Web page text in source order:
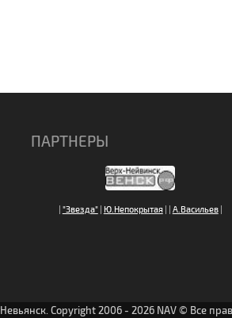
ПАРТНЕРЫ
| "Звезда"| Ю.Непокрытая| | А.Васильев|
Невьянск. Copyright 2006 - 2026 NAV © Все